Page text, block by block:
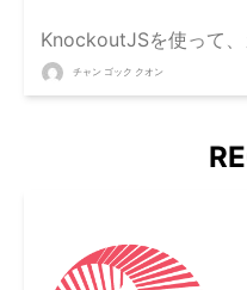
KnockoutJSを使って
チャン ゴック クオン